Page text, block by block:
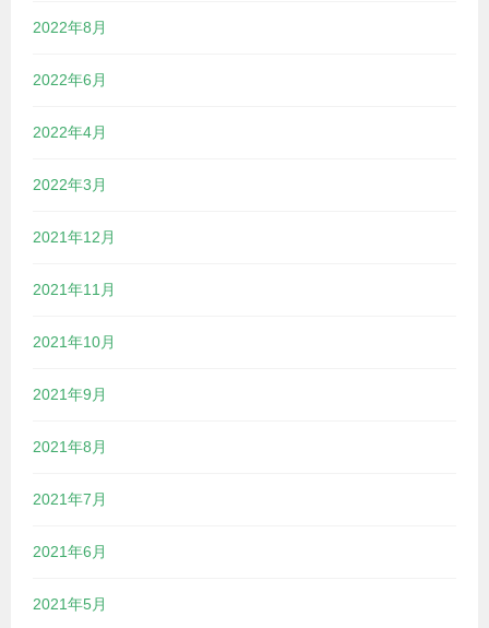
2022年8月
2022年6月
2022年4月
2022年3月
2021年12月
2021年11月
2021年10月
2021年9月
2021年8月
2021年7月
2021年6月
2021年5月